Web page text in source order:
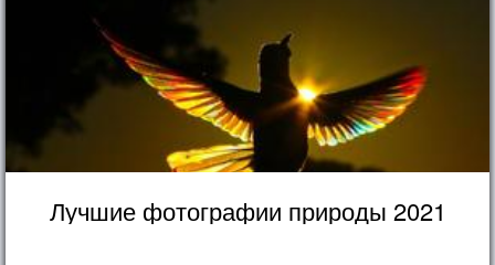
Лучшие фотографии природы 2021